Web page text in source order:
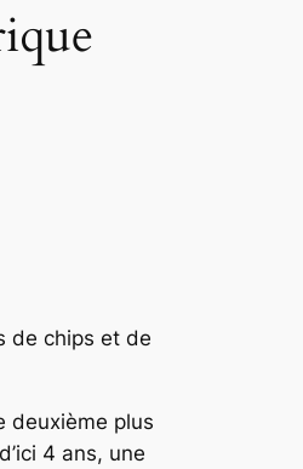
de chips et de
deuxième plus
4 ans, une